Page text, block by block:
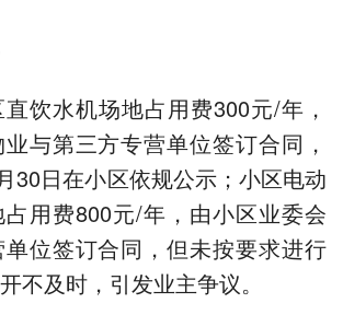
饮水机场地占用费300元/年，
与第三方专营单位签订合同，
30日在小区依规公示；小区电动
用费800元/年，由小区业委会
位签订合同，但未按要求进行
不及时，引发业主争议。